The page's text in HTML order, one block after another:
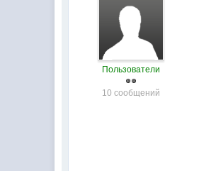
Пользователи
10 сообщений